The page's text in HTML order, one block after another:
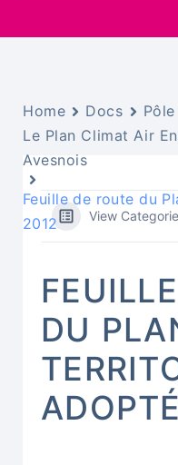
Home Docs
Le Plan Climat Air
Avesnois
Feuille de route du
2012
View
DU